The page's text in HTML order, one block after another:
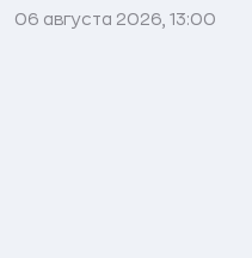
06 августа 2026, 13:00